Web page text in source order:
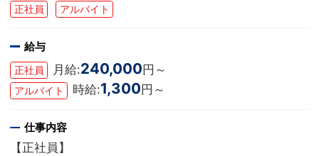
正社員 アルバイト
給与
正社員 月給:240,000円～
アルバイト 時給:1,300 円～
仕事内容
【正社員】